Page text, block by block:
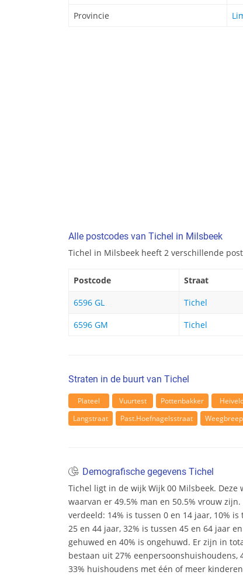
Provincie
Alle postcodes van Tichel in Milsbeek
Tichel in Milsbeek heeft 2 verschillende
Postcode Straat
6596 GL
Tichel
6596 GM
Tichel
Straten in de buurt van Tichel
Plateel Vuurtest Pottenbakker
Langstraat
Past.Hoefnagelsstraat
Demografische gegevens Tichel
Tichel ligt in de wijk Wijk 00 Milsbeek.
waarvan er 49.5% man en 50.5% vrouw
verdeeld: 14% is tussen 0 en 14 jaar, 10%
25 en 44 jaar, 32% is tussen 45 en 64 jaar
gehuwed en 40% is ongehuwd. Er zijn in
bestaan uit 27% eenpersoonshuishoudens,
33% huishoudens met één of meer